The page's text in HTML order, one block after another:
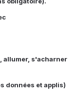
allumer, s'acharner
données et applis)